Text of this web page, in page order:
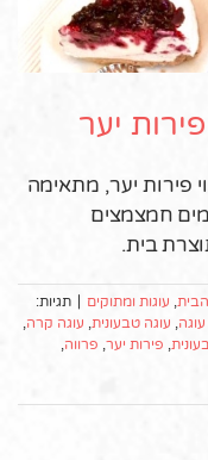
יער
פירות יער, מתאימה
חמצמצים
בית.
עוגות ומתוקים | תגיות:
עוגה עוגה טבעונית עוגה קרה
פירות יער פרווה